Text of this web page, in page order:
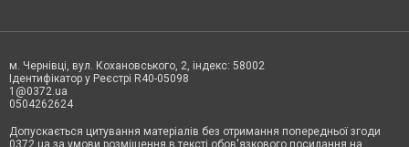
м. Чернівці, вул. Кохановського, 2, індекс: 58002
Ідентифікатор у Реєстрі R40-05098
1@0372.ua
0504262624
Допускається цитування матеріалів без отримання попередньої згоди
0372.ua за умови розміщення в тексті обов'язкового посилання на